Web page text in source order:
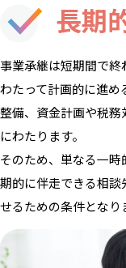
長期
事業承継は短期間で
わたって計画的に進め
整備、資金計画や税
にわたります。
そのため、単なる一
期的に伴走できる相
せるための条件となり